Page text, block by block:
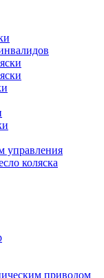
управления
коляска
приводом